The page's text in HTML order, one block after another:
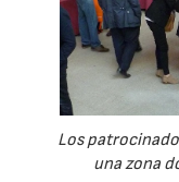
Los
una zona